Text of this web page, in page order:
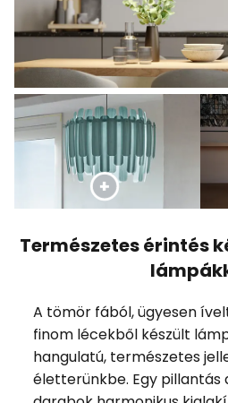
Természetes érintés
A tömör fából, ügyesen
finom lécekből készült
hangulatú, természetes
életterünkbe. Egy pillantás